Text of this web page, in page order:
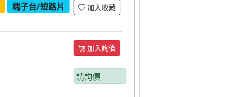
端子台/短路片 加入收藏
加入詢價
請詢價